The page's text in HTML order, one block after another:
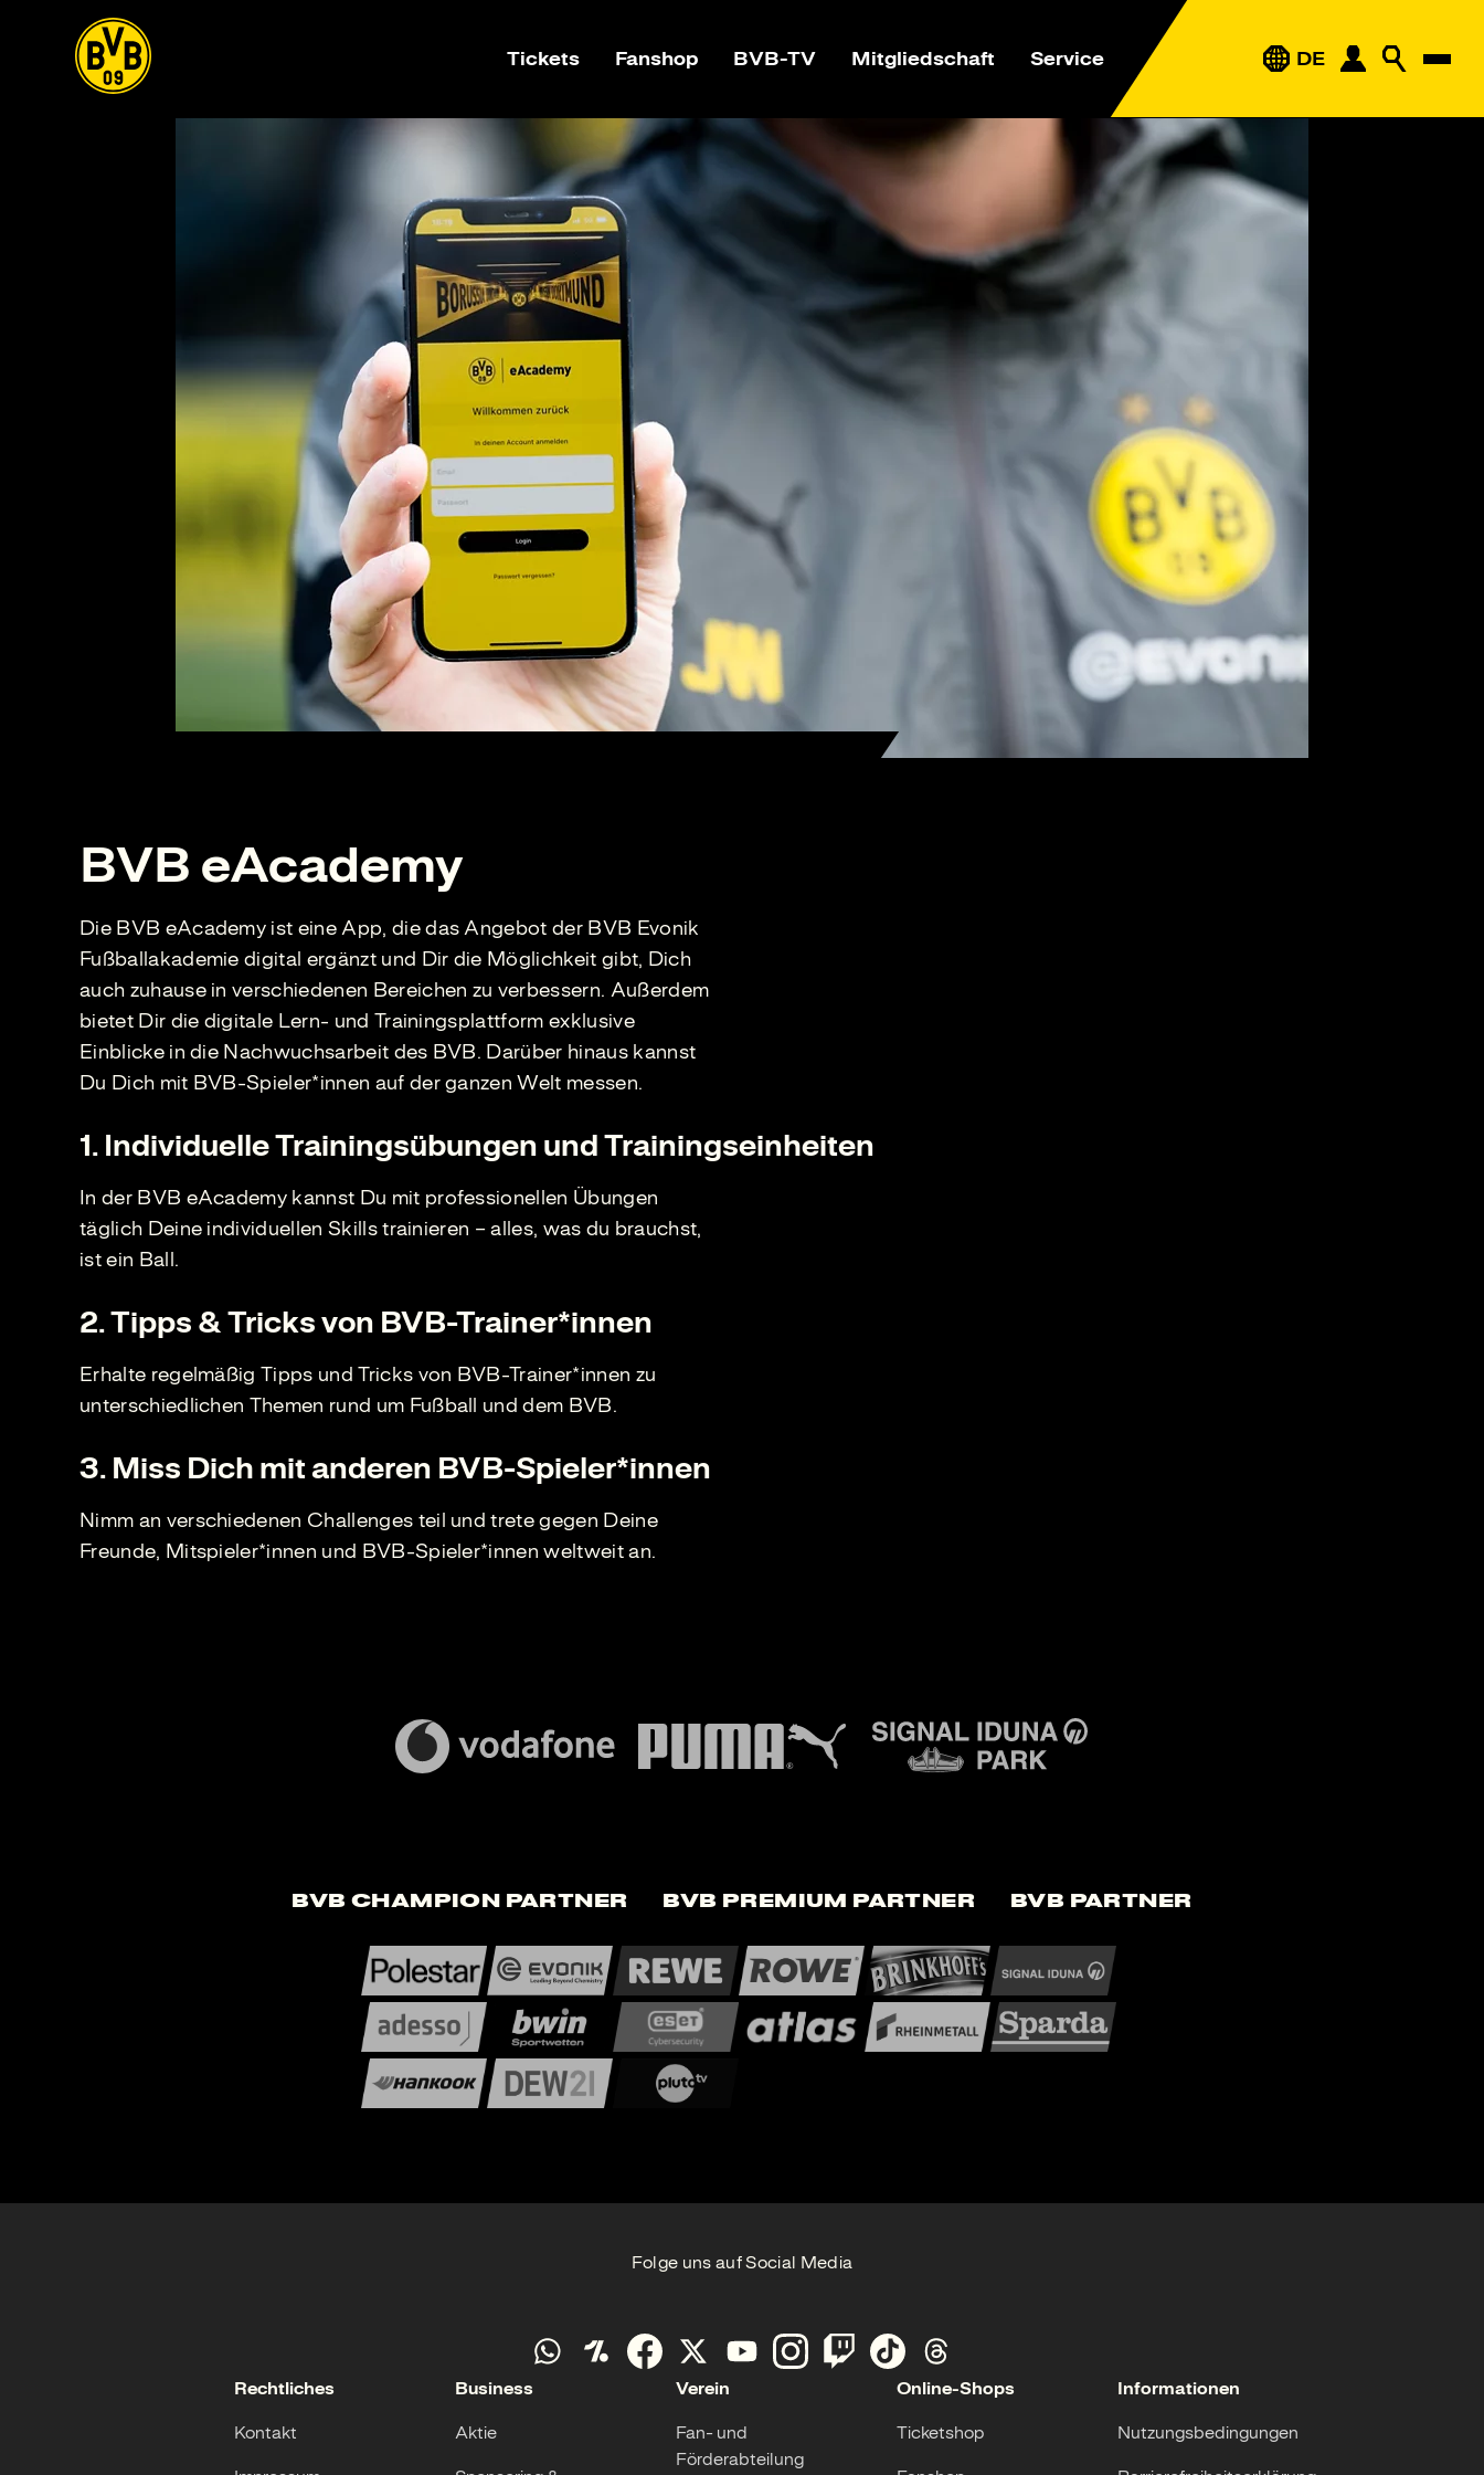
Tickets Fanshop BVB-TV Mitgliedschaft Service DE
BVB eAcademy
Die BVB eAcademy ist eine App, die das Angebot der BVB Evonik
Fußballakademie digital ergänzt und Dir die Möglichkeit gibt, Dich
auch zuhause in verschiedenen Bereichen zu verbessern. Außerdem
bietet Dir die digitale Lern- und Trainingsplattform exklusive
Einblicke in die Nachwuchsarbeit des BVB. Darüber hinaus kannst
Du Dich mit BVB-Spieler*innen auf der ganzen Welt messen.
1. Individuelle Trainingsübungen und Trainingseinheiten
In der BVB eAcademy kannst Du mit professionellen Übungen
täglich Deine individuellen Skills trainieren – alles, was du brauchst,
ist ein Ball.
2. Tipps & Tricks von BVB-Trainer*innen
Erhalte regelmäßig Tipps und Tricks von BVB-Trainer*innen zu
unterschiedlichen Themen rund um Fußball und dem BVB.
3. Miss Dich mit anderen BVB-Spieler*innen
Nimm an verschiedenen Challenges teil und trete gegen Deine
Freunde, Mitspieler*innen und BVB-Spieler*innen weltweit an.
BVB Champion Partner BVB Premium Partner BVB Partner
Folge uns auf Social Media
Rechtliches
Kontakt
Business
Aktie
Verein
Fan- und
Förderabteilung
Online-Shops
Ticketshop
Informationen
Nutzungsbedingungen